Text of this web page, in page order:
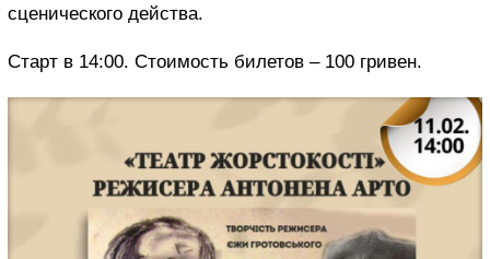
сценического действа.
Старт в 14:00. Стоимость билетов – 100 гривен.